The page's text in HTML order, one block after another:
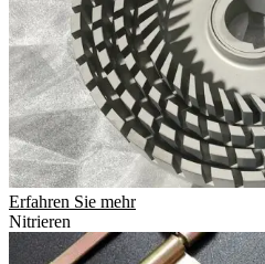
Erfahren Sie mehr
Nitrieren